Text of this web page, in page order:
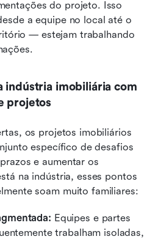
do projeto. Isso
a equipe no local até o
— estejam trabalhando
indústria imobiliária com
projetos
os projetos imobiliários
específico de desafios
e aumentar os
na indústria, esses pontos
soam muito familiares:
Equipes e partes
trabalham isoladas,